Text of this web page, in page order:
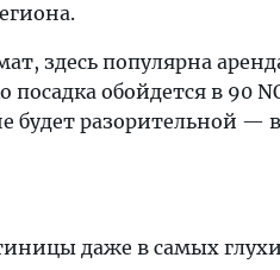
здесь популярна
посадка обойдется в 90
будет разорительной —
даже в самых